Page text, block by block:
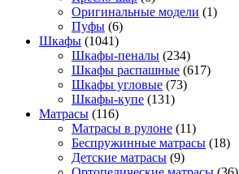
Оригинальные модели (1)
Пуфы (6)
Шкафы (1041)
Шкафы-пеналы (234)
Шкафы распашные (617)
Шкафы угловые (73)
Шкафы-купе (131)
Матрасы (116)
Матрасы в рулоне (11)
Беспружинные матрасы (18)
Детские матрасы (9)